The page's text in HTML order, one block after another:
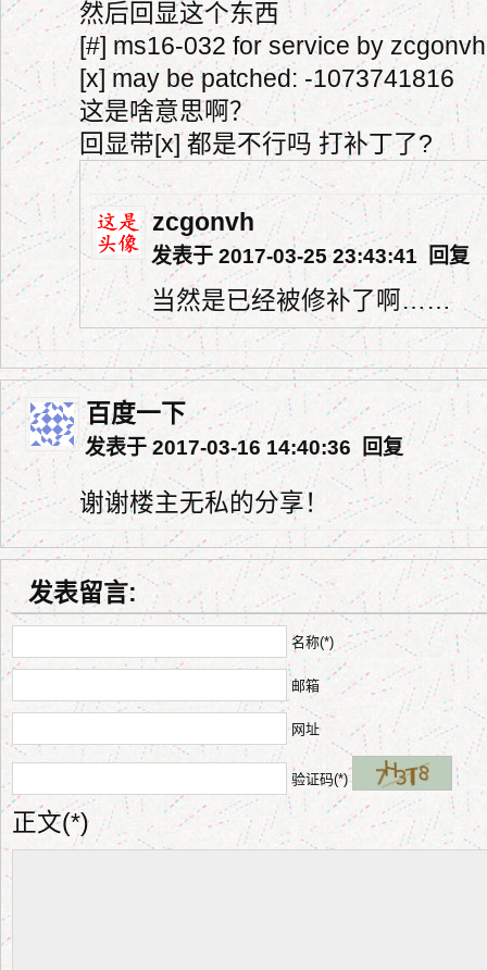
然后回显这个东西
[#] ms16-032 for service by zcgonvh
[x] may be patched: -1073741816
这是啥意思啊？
回显带[x] 都是不行吗 打补丁了?
zcgonvh
发表于 2017-03-25 23:43:41 回复
当然是已经被修补了啊……
百度一下
发表于 2017-03-16 14:40:36 回复
谢谢楼主无私的分享！
发表留言:
名称(*)
邮箱
网址
验证码(*)
正文(*)